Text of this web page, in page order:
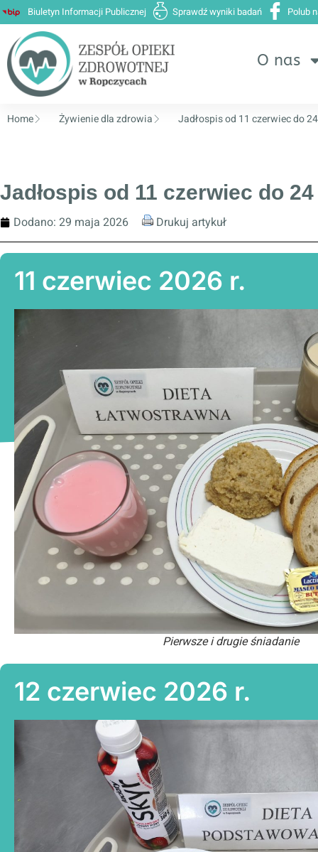
Biuletyn Informacji Publicznej Sprawdź wyniki badań Polub
O nas
Home Żywienie dla zdrowia Jadłospis od 11 czerwiec do
Jadłospis od 11 czerwiec do
Dodano: 29 maja 2026 Drukuj artykuł
11 czerwiec 2026 r.
Pierwsze i drugie śniadanie
12 czerwiec 2026 r.